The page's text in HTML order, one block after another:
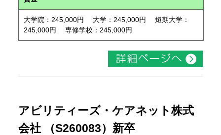
大学院：245,000円 大学：245,000円 短期大学：
245,000円 専修学校：245,000円
アビリティーズ・ケアネット株式
会社 （S260083）新卒